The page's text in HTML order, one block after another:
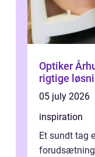
Optiker
rigtige
05 july 2026
inspiration
Et sundt tag